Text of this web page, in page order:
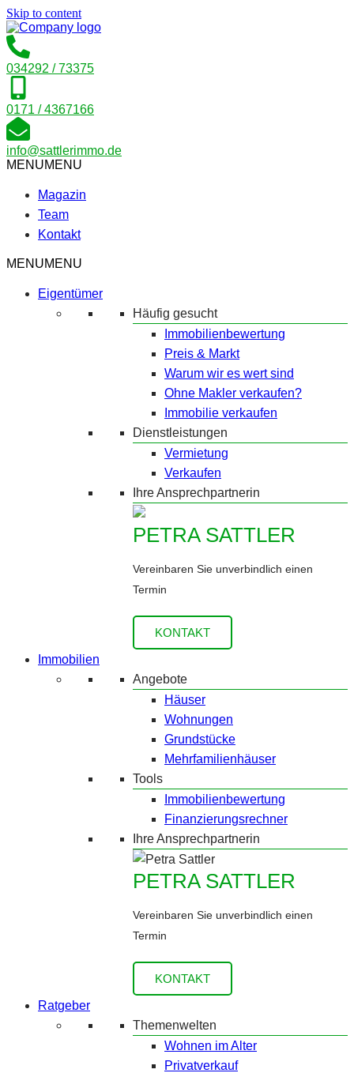
Skip to content
034292 / 73375
0171 / 4367166
info@sattlerimmo.de
MENUMENU
Magazin
Team
Kontakt
MENUMENU
Eigentümer
Häufig gesucht
Immobilienbewertung
Preis & Markt
Warum wir es wert sind
Ohne Makler verkaufen?
Immobilie verkaufen
Dienstleistungen
Vermietung
Verkaufen
Ihre Ansprechpartnerin
PETRA SATTLER
Vereinbaren Sie unverbindlich einen
Termin
KONTAKT
Immobilien
Angebote
Häuser
Wohnungen
Grundstücke
Mehrfamilienhäuser
Tools
Immobilienbewertung
Finanzierungsrechner
Ihre Ansprechpartnerin
PETRA SATTLER
Vereinbaren Sie unverbindlich einen
Termin
KONTAKT
Ratgeber
Themenwelten
Wohnen im Alter
Privatverkauf